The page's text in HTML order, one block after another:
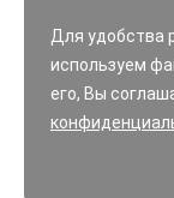
Для удобства
используем
его, Вы